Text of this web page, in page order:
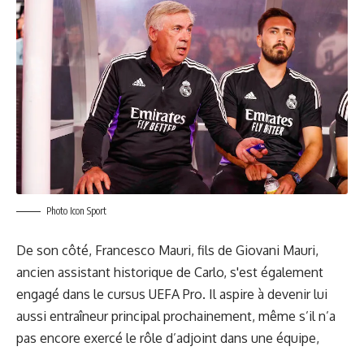
Photo Icon Sport
De son côté, Francesco Mauri, fils de Giovani Mauri,
ancien assistant historique de Carlo, s'est également
engagé dans le cursus UEFA Pro. Il aspire à devenir lui
aussi entraîneur principal prochainement, même s’il n’a
pas encore exercé le rôle d’adjoint dans une équipe,